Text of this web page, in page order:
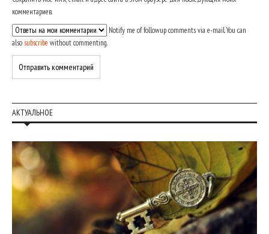
комментариев.
Notify me of followup comments via e-mail. You can
also subscribe without commenting.
АКТУАЛЬНОЕ